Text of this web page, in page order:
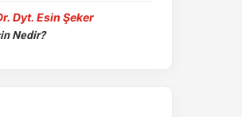
Dyt. Esin Şeker
Nedir?